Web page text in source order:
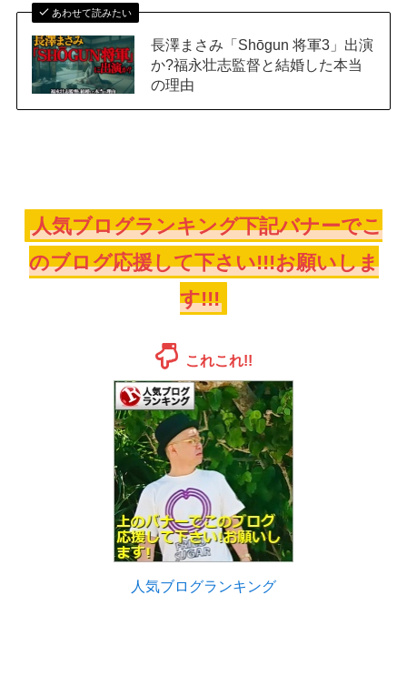
あわせて読みたい
長澤まさみ「Shōgun 将軍3」出演
か?福永壮志監督と結婚した本当
の理由
人気ブログランキング下記バナーでこ
のブログ応援して下さい!!!お願いしま
す!!!
これこれ!!
人気ブログランキング